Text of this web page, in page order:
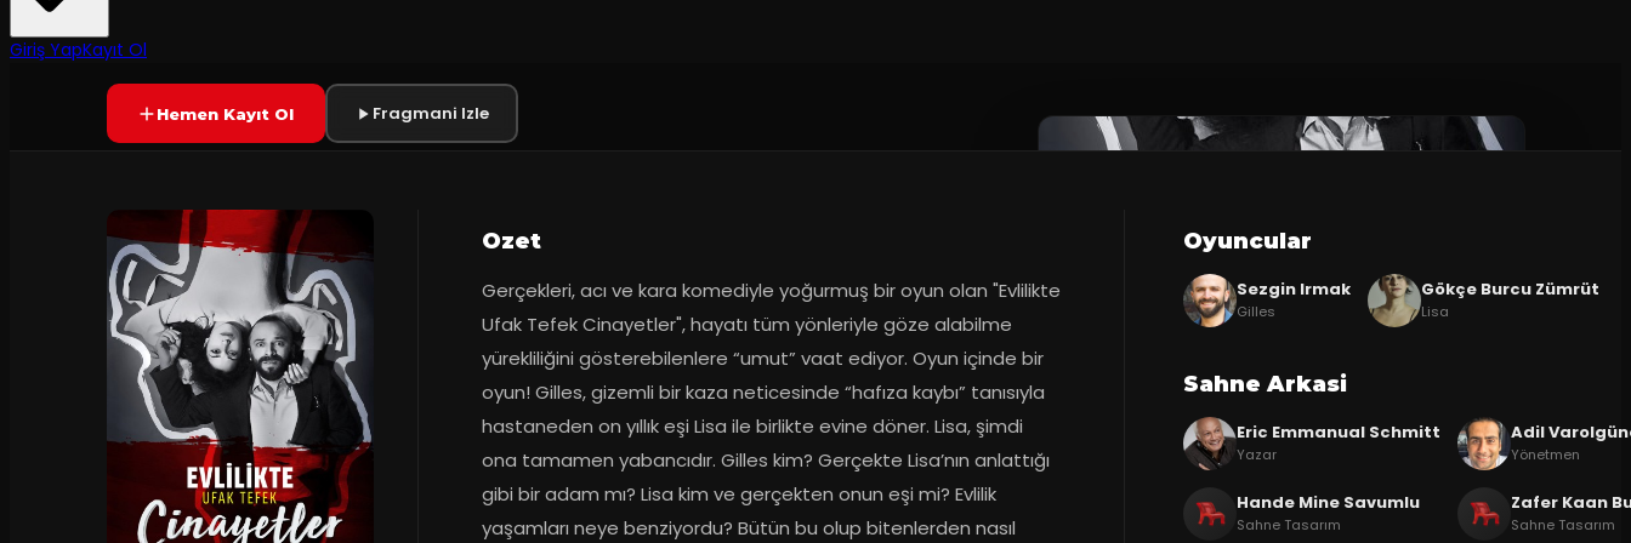
Giriş YapKayıt OlSONA ERDI
Hemen Kayıt Ol Fragmani Izle
Ozet
Gerçekleri, acı ve kara komediyle yoğurmuş bir oyun olan "Evlilikte
Ufak Tefek Cinayetler", hayatı tüm yönleriyle göze alabilme
yürekliliğini gösterebilenlere “umut” vaat ediyor. Oyun içinde bir
oyun! Gilles, gizemli bir kaza neticesinde “hafıza kaybı” tanısıyla
hastaneden on yıllık eşi Lisa ile birlikte evine döner. Lisa, şimdi
ona tamamen yabancıdır. Gilles kim? Gerçekte Lisa’nın anlattığı
gibi bir adam mı? Lisa kim ve gerçekten onun eşi mi? Evlilik
yaşamları neye benziyordu? Bütün bu olup bitenlerden nasıl
Oyuncular
Sezgin Irmak
Gilles
Gökçe Burcu Zümrüt
Lisa
Sahne Arkasi
Eric Emmanual Schmitt
Yazar
Adil
Yönetmen
Hande Mine Savumlu
Sahne Tasarım
Zafer Kaan
Sahne Tasarım